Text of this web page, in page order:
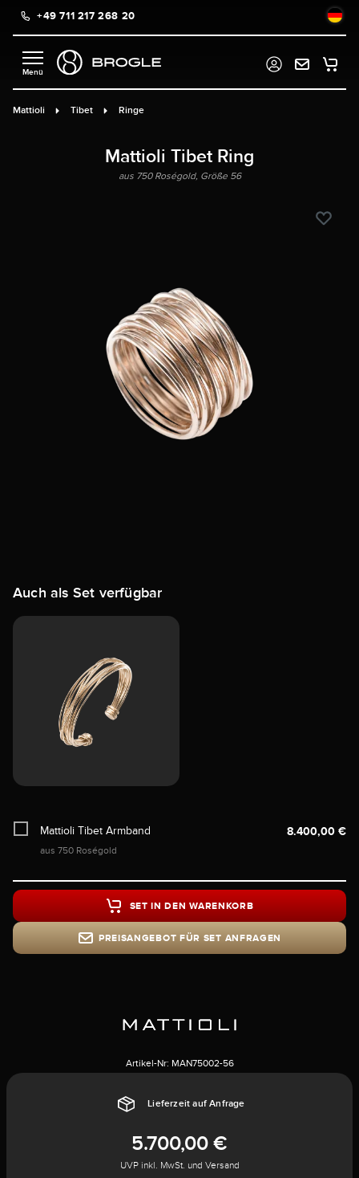
springen
+49 711 217 268 20
Mattioli Tibet Ringe
Mattioli Tibet Ring
aus 750 Roségold, Größe 56
Auch als Set verfügbar
Mattioli Tibet Armband
aus 750 Roségold
8.400,00 €
PREISANGEBOT FÜR SET ANFRAGEN
SET IN DEN WARENKORB
Artikel-Nr: MAN75002-56
Lieferzeit auf Anfrage
5.700,00 €
UVP inkl. MwSt. und Versand